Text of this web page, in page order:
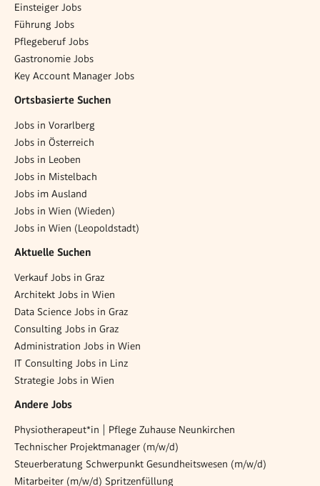
Einsteiger Jobs
Führung Jobs
Pflegeberuf Jobs
Gastronomie Jobs
Key Account Manager Jobs
Ortsbasierte Suchen
Jobs in Vorarlberg
Jobs in Österreich
Jobs in Leoben
Jobs in Mistelbach
Jobs im Ausland
Jobs in Wien (Wieden)
Jobs in Wien (Leopoldstadt)
Aktuelle Suchen
Verkauf Jobs in Graz
Architekt Jobs in Wien
Data Science Jobs in Graz
Consulting Jobs in Graz
Administration Jobs in Wien
IT Consulting Jobs in Linz
Strategie Jobs in Wien
Andere Jobs
Physiotherapeut*in | Pflege Zuhause Neunkirchen
Technischer Projektmanager (m/w/d)
Steuerberatung Schwerpunkt Gesundheitswesen (m/w/d)
Mitarbeiter (m/w/d) Spritzenfüllung